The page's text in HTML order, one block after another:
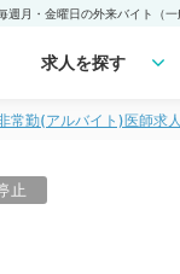
求人を探す
常勤(アルバイト)医師求人
止